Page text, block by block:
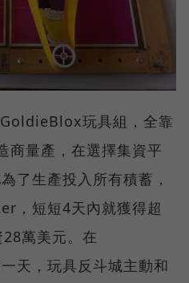
玩具組，全靠
商量產，在選擇集資平
了生產投入所有積蓄，
，短短4天內就獲得超
萬美元。在
天，玩具反斗城主動和